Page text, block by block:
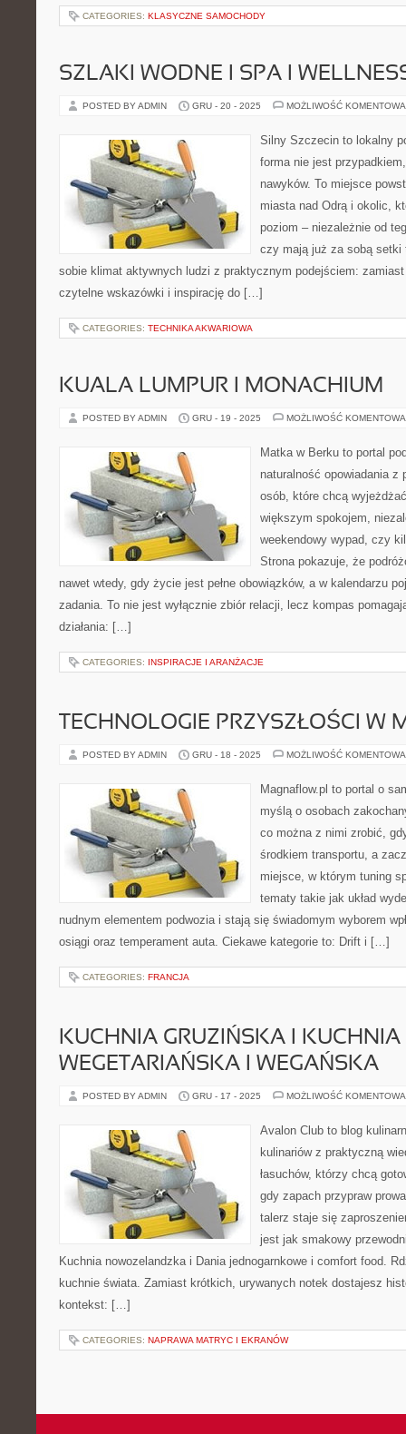
CATEGORIES: KLASYCZNE SAMOCHODY
SZLAKI WODNE I SPA I
POSTED BY ADMIN GRU - 20 - 2025 MOŻLIWOŚĆ
Silny Szczecin to lokalny
forma nie jest
nawyków. To miejsce
miasta nad Odrą i okolic,
poziom – niezależnie od
czy mają już za sobą setki
sobie klimat aktywnych ludzi z praktycznym podejściem: zamiast
czytelne wskazówki i inspirację do […]
CATEGORIES: TECHNIKA AKWARIOWA
KUALA LUMPUR I MONACHIUM
POSTED BY ADMIN GRU - 19 - 2025 MOŻLIWOŚĆ
Matka w Berku to portal
naturalność opowiadania z
osób, które chcą
większym spokojem,
weekendowy wypad, czy
Strona pokazuje, że
nawet wtedy, gdy życie jest pełne obowiązków, a w kalendarzu
zadania. To nie jest wyłącznie zbiór relacji, lecz kompas
działania: […]
CATEGORIES: INSPIRACJE I ARANŻACJE
TECHNOLOGIE PRZYSZŁOŚCI W
POSTED BY ADMIN GRU - 18 - 2025 MOŻLIWOŚĆ
Magnaflow.pl to portal o
myślą o osobach
co można z nimi zrobić,
środkiem transportu, a
miejsce, w którym tuning
tematy takie jak układ
nudnym elementem podwozia i stają się świadomym wyborem
osiągi oraz temperament auta. Ciekawe kategorie to: Drift i […]
CATEGORIES: FRANCJA
KUCHNIA GRUZIŃSKA I KUCHNIA
WEGETARIAŃSKA I WEGAŃSKA
POSTED BY ADMIN GRU - 17 - 2025 MOŻLIWOŚĆ
Avalon Club to blog
kulinariów z praktyczną
łasuchów, którzy chcą
gdy zapach przypraw
talerz staje się
jest jak smakowy
Kuchnia nowozelandzka i Dania jednogarnkowe i comfort food.
kuchnie świata. Zamiast krótkich, urywanych notek dostajesz
kontekst: […]
CATEGORIES: NAPRAWA MATRYC I EKRANÓW